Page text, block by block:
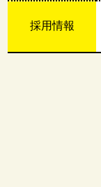
採用情報